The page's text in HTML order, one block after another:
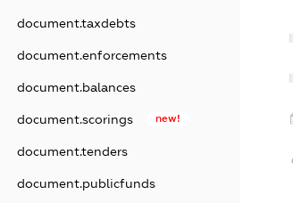
document.taxdebts
document.enforcements
document.balances
document.scorings new!
document.tenders
document.publicfunds